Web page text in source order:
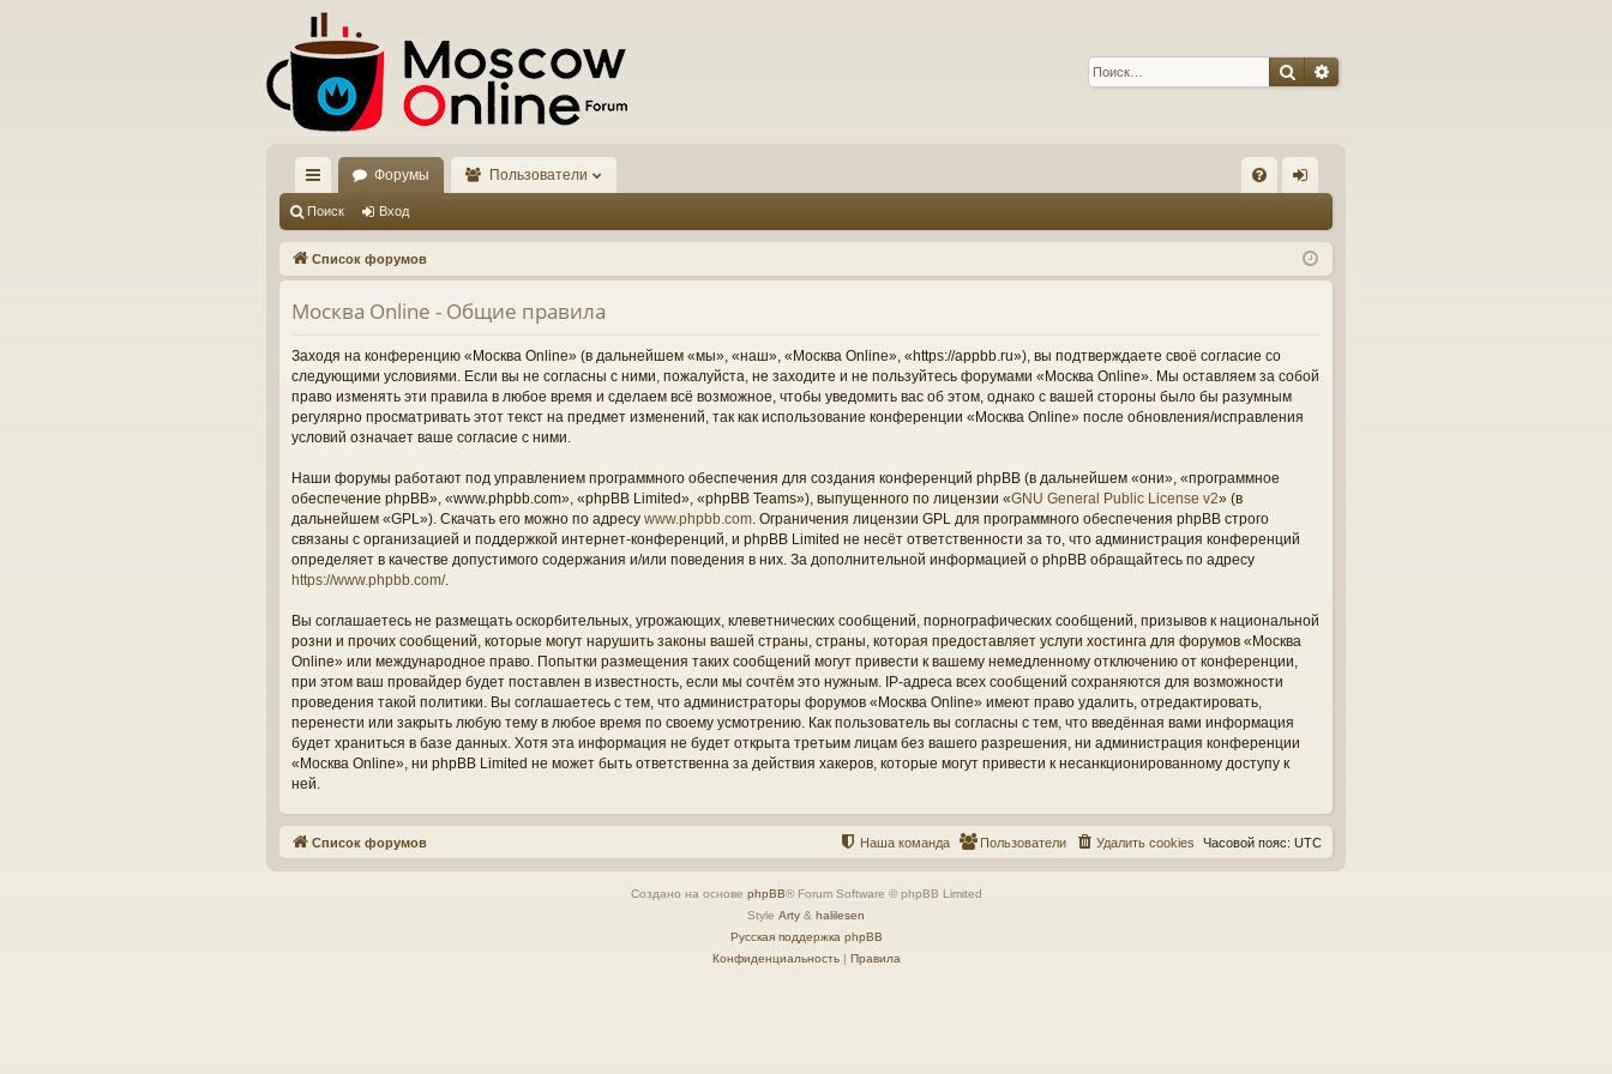
ПоискРасширенный поиск
с
ы
лк
и
Форумы Пользователи
Q д
Поиск Вход
Список форумов
Москва Online - Общие правила
Заходя на конференцию «Москва Online» (в дальнейшем «мы», «наш», «Москва Online», «https://appbb.ru»), вы подтверждаете своё согласие со
следующими условиями. Если вы не согласны с ними, пожалуйста, не заходите и не пользуйтесь форумами «Москва Online». Мы оставляем за собой
право изменять эти правила в любое время и сделаем всё возможное, чтобы уведомить вас об этом, однако с вашей стороны было бы разумным
регулярно просматривать этот текст на предмет изменений, так как использование конференции «Москва Online» после обновления/исправления
условий означает ваше согласие с ними.
Наши форумы работают под управлением программного обеспечения для создания конференций phpBB (в дальнейшем «они», «программное
обеспечение phpBB», «www.phpbb.com», «phpBB Limited», «phpBB Teams»), выпущенного по лицензии «GNU General Public License v2» (в
дальнейшем «GPL»). Скачать его можно по адресу www.phpbb.com . Ограничения лицензии GPL для программного обеспечения phpBB строго
связаны с организацией и поддержкой интернет-конференций, и phpBB Limited не несёт ответственности за то, что администрация конференций
определяет в качестве допустимого содержания и/или поведения в них. За дополнительной информацией о phpBB обращайтесь по адресу
https://www.phpbb.com/.
Вы соглашаетесь не размещать оскорбительных, угрожающих, клеветнических сообщений, порнографических сообщений, призывов к национальной
розни и прочих сообщений, которые могут нарушить законы вашей страны, страны, которая предоставляет услуги хостинга для форумов «Москва
Online» или международное право. Попытки размещения таких сообщений могут привести к вашему немедленному отключению от конференции,
при этом ваш провайдер будет поставлен в известность, если мы сочтём это нужным. IP-адреса всех сообщений сохраняются для возможности
проведения такой политики. Вы соглашаетесь с тем, что администраторы форумов «Москва Online» имеют право удалить, отредактировать,
перенести или закрыть любую тему в любое время по своему усмотрению. Как пользователь вы согласны с тем, что введённая вами информация
будет храниться в базе данных. Хотя эта информация не будет открыта третьим лицам без вашего разрешения, ни администрация конференции
«Москва Online», ни phpBB Limited не может быть ответственна за действия хакеров, которые могут привести к несанкционированному доступу к
ней.
Список форумов Часовой пояс: UTC
Удалить cookies
Пользователи
Наша команда
Создано на основе phpBB® Forum Software © phpBB Limited
Style Arty & halilesen
Русская поддержка phpBB
Конфиденциальность| Правила